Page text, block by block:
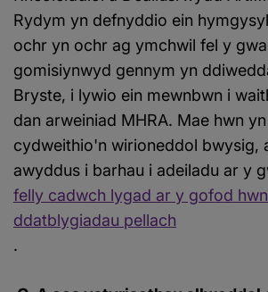
Rydym yn defnyddio ein
ochr yn ochr ag ymchwil fel y
gomisiynwyd gennym yn
Bryste, i lywio ein mewnbwn i
dan arweiniad MHRA. Mae hwn
cydweithio'n wirioneddol bwysig,
awyddus i barhau i adeiladu ar y
felly cadwch lygad ar y gofod
ddatblygiadau pellach
.